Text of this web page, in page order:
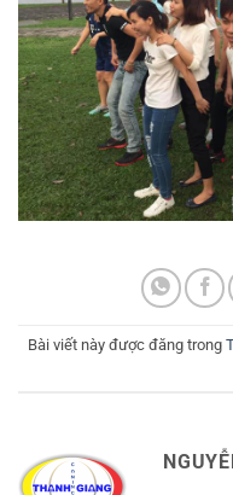
Bài viết này được đăng trong